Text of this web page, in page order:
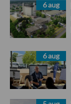
6 aug
6 aug